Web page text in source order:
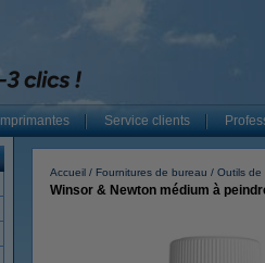
Imprimantes Service clients
Accueil Fournitures de bureau Outils de
Winsor & Newton médium à